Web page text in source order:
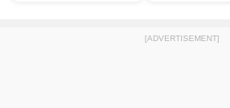
[ADVERTISEMENT]